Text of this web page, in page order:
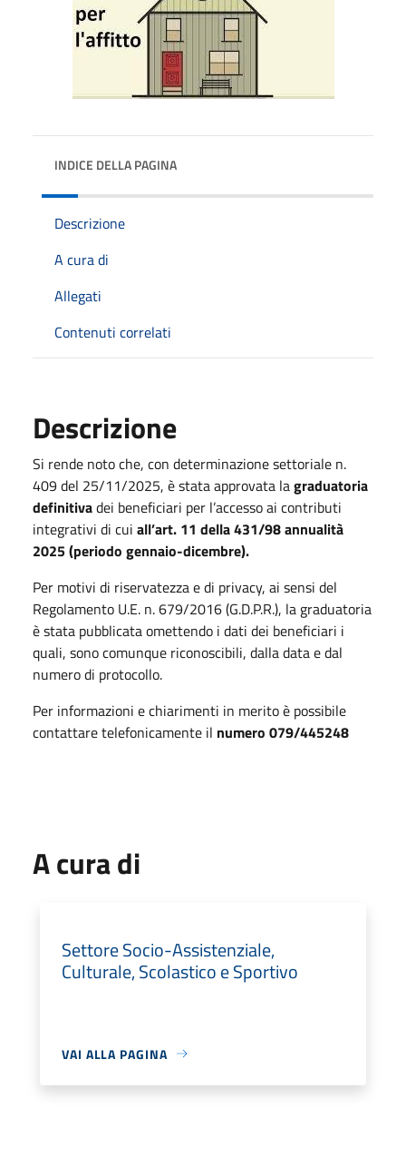
INDICE DELLA PAGINA
Descrizione
A cura di
Allegati
Contenuti correlati
Descrizione
Si rende noto che, con determinazione settoriale n.
409 del 25/11/2025, è stata approvata lagraduatoria
definitivadei beneficiari per l’accesso ai contributi
integrativi di cui all’art. 11 della 431/98 annualità
2025 (periodo gennaio-dicembre).
Per motivi di riservatezza e di privacy, ai sensi del
Regolamento U.E. n. 679/2016 (G.D.P.R.), la graduatoria
è stata pubblicata omettendo i dati dei beneficiari i
quali, sono comunque riconoscibili, dalla data e dal
numero di protocollo.
Per informazioni e chiarimenti in merito è possibile
contattare telefonicamente il numero 079/445248
A cura di
Settore Socio-Assistenziale,
Culturale, Scolastico e Sportivo
VAI ALLA PAGINA